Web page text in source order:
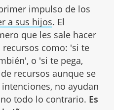
impulso de los
a sus hijos. El
que les sale hacer
como: 'si te
o 'si te pega,
recursos aunque se
no ayudan
todo lo contrario. Es